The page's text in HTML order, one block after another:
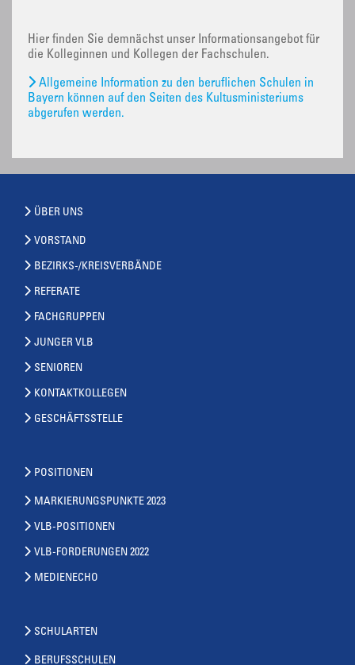
Hier finden Sie demnächst unser Informationsangebot für
die Kolleginnen und Kollegen der Fachschulen.
Allgemeine Information zu den beruflichen Schulen in
Bayern können auf den Seiten des Kultusministeriums
abgerufen werden.
ÜBER UNS
VORSTAND
BEZIRKS-/KREISVERBÄNDE
REFERATE
FACHGRUPPEN
JUNGER VLB
SENIOREN
KONTAKTKOLLEGEN
GESCHÄFTSSTELLE
POSITIONEN
MARKIERUNGSPUNKTE 2023
VLB-POSITIONEN
VLB-FORDERUNGEN 2022
MEDIENECHO
SCHULARTEN
BERUFSSCHULEN